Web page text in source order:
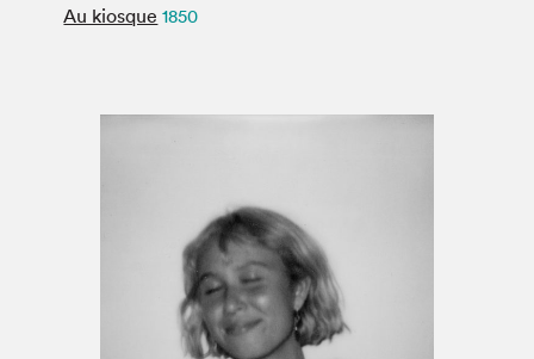
Espace exposant⋅e⋅s
Archives
Au kiosque 1850